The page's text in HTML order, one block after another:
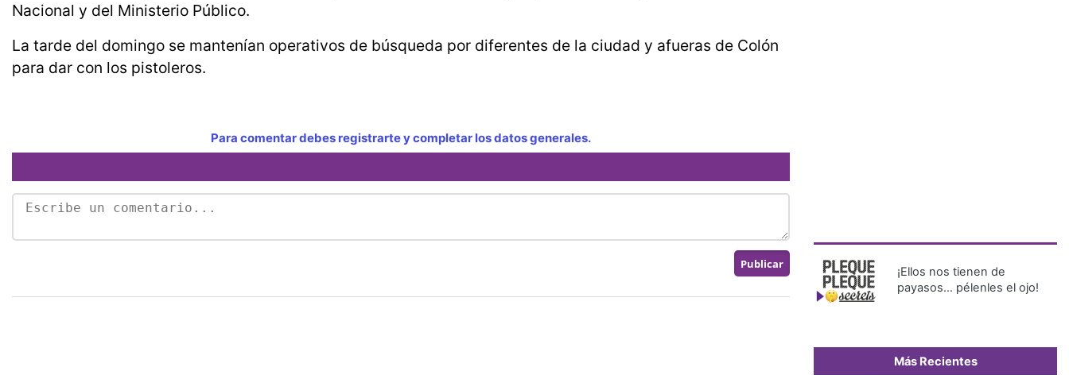
Nacional y del Ministerio Público.
La tarde del domingo se mantenían operativos de búsqueda por diferentes de la ciudad y afueras de Colón
para dar con los pistoleros.
Para comentar debes registrarte y completar los datos generales.
¡Ellos nos tienen de
payasos… pélenles el ojo!
Más Recientes